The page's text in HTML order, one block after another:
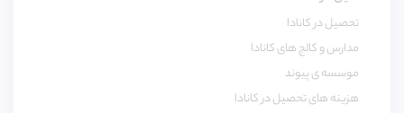
تحصیل در کانادا
مدارس و کالج های کانادا
موسسه ی پیوند
هزینه های تحصیل در کانادا